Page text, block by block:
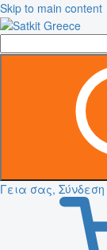
Skip to main content
Γεια σας, Σύνδεση